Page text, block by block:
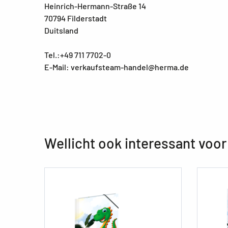
Heinrich-Hermann-Straße 14
70794 Filderstadt
Duitsland
Tel.:+49 711 7702-0
E-Mail: verkaufsteam-handel@herma.de
Wellicht ook interessant